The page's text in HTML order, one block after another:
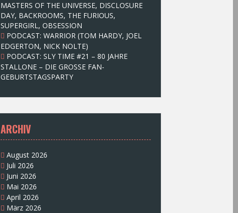
MASTERS OF THE UNIVERSE, DISCLOSURE
DAY, BACKROOMS, THE FURIOUS,
SUPERGIRL, OBSESSION
PODCAST: WARRIOR (TOM HARDY, JOEL
EDGERTON, NICK NOLTE)
PODCAST: SLY TIME #21 – 80 JAHRE
STALLONE – DIE GROSSE FAN-
GEBURTSTAGSPARTY
ARCHIV
August 2026
Juli 2026
Juni 2026
Mai 2026
April 2026
März 2026